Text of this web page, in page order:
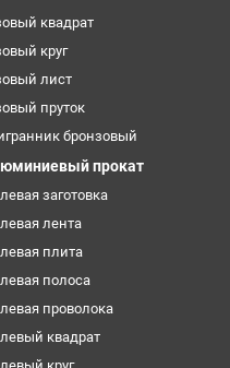
квадрат
круг
лист
пруток
бронзовый
прокат
заготовка
лента
плита
полоса
проволока
квадрат